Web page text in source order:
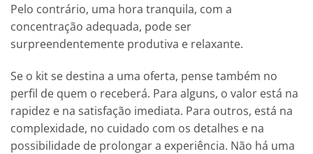
Pelo contrário, uma hora tranquila, com a
concentração adequada, pode ser
surpreendentemente produtiva e relaxante.
Se o kit se destina a uma oferta, pense também no
perfil de quem o receberá. Para alguns, o valor está na
rapidez e na satisfação imediata. Para outros, está na
complexidade, no cuidado com os detalhes e na
possibilidade de prolongar a experiência. Não há uma